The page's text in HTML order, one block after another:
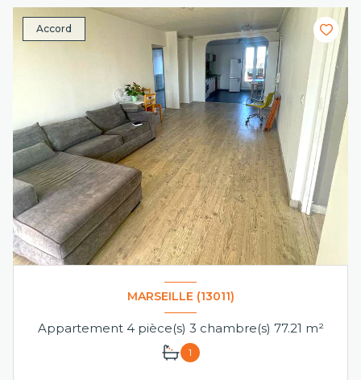
Accord
MARSEILLE (13011)
Appartement 4 pièce(s) 3 chambre(s) 77.21 m²
1